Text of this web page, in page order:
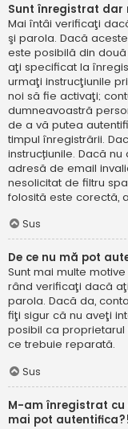
Sunt înregistrat dar
Mai întâi verificaţi
şi parola. Dacă
este posibilă din două
aţi specificat la
urmaţi instrucţiunile
noi să fie activaţi;
dumneavoastră
de a vă putea
timpul înregistrării.
instrucțiunile. Dacă
adresă de email
nesolicitat de filtru
folosită este corectă,
Sus
De ce nu mă pot
Sunt mai multe
rând verificaţi dacă
parola. Dacă da,
fiţi sigur că nu aveţi
posibil ca
ce trebuie reparată.
Sus
M-am înregistrat
mai pot autentifica?!